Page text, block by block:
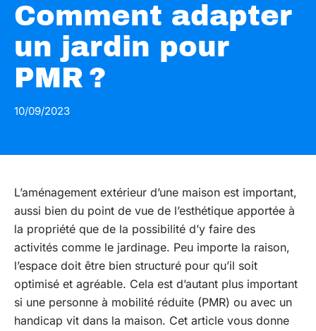
Comment adapter
un jardin pour
PMR ?
10/09/2023
L’aménagement extérieur d’une maison est important,
aussi bien du point de vue de l’esthétique apportée à
la propriété que de la possibilité d’y faire des
activités comme le jardinage. Peu importe la raison,
l’espace doit être bien structuré pour qu’il soit
optimisé et agréable. Cela est d’autant plus important
si une personne à mobilité réduite (PMR) ou avec un
handicap vit dans la maison. Cet article vous donne